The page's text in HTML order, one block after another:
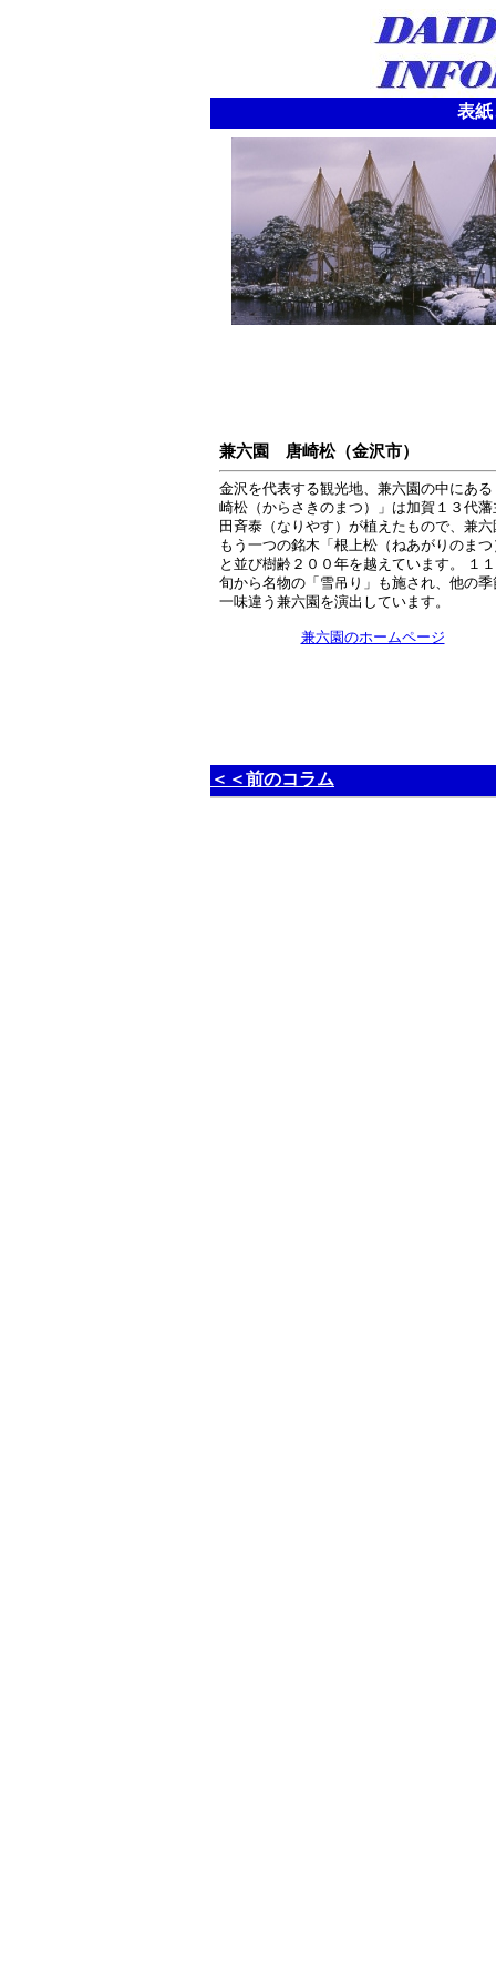
表
兼六園 唐崎松（金沢市）
金沢を代表する観光地、兼六園の中にある
崎松（からさきのまつ）」は加賀１３代藩
田斉泰（なりやす）が植えたもので、兼六
もう一つの銘木「根上松（ねあがりのまつ
と並び樹齢２００年を越えています。 １
旬から名物の「雪吊り」も施され、他の季
一味違う兼六園を演出しています。
兼六園のホームページ
＜＜前のコラム